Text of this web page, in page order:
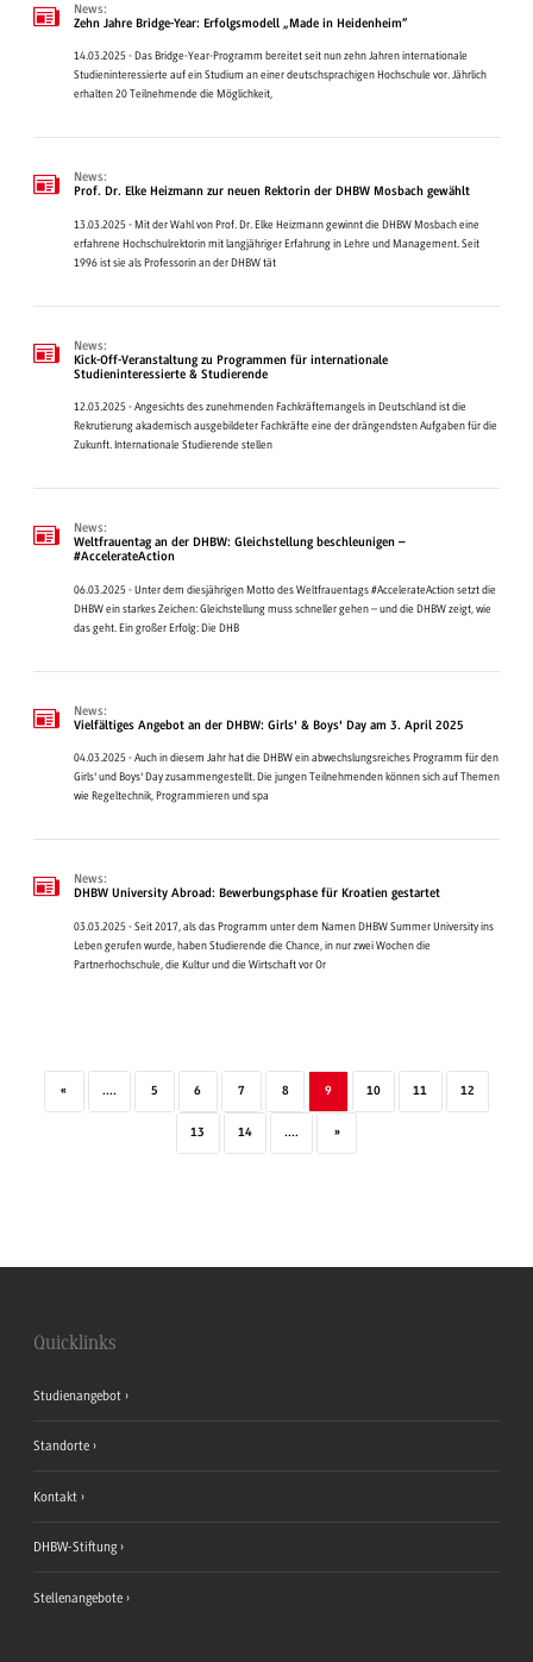
News:
Zehn Jahre Bridge-Year: Erfolgsmodell „Made in Heidenheim“
14.03.2025 - Das Bridge-Year-Programm bereitet seit nun zehn Jahren internationale
Studieninteressierte auf ein Studium an einer deutschsprachigen Hochschule vor. Jährlich
erhalten 20 Teilnehmende die Möglichkeit,
News:
Prof. Dr. Elke Heizmann zur neuen Rektorin der DHBW Mosbach gewählt
13.03.2025 - Mit der Wahl von Prof. Dr. Elke Heizmann gewinnt die DHBW Mosbach eine
erfahrene Hochschulrektorin mit langjähriger Erfahrung in Lehre und Management. Seit
1996 ist sie als Professorin an der DHBW tät
News:
Kick-Off-Veranstaltung zu Programmen für internationale
Studieninteressierte & Studierende
12.03.2025 - Angesichts des zunehmenden Fachkräftemangels in Deutschland ist die
Rekrutierung akademisch ausgebildeter Fachkräfte eine der drängendsten Aufgaben für die
Zukunft. Internationale Studierende stellen
News:
Weltfrauentag an der DHBW: Gleichstellung beschleunigen –
#AccelerateAction
06.03.2025 - Unter dem diesjährigen Motto des Weltfrauentags #AccelerateAction setzt die
DHBW ein starkes Zeichen: Gleichstellung muss schneller gehen – und die DHBW zeigt, wie
das geht. Ein großer Erfolg: Die DHB
News:
Vielfältiges Angebot an der DHBW: Girls' & Boys' Day am 3. April 2025
04.03.2025 - Auch in diesem Jahr hat die DHBW ein abwechslungsreiches Programm für den
Girls' und Boys' Day zusammengestellt. Die jungen Teilnehmenden können sich auf Themen
wie Regeltechnik, Programmieren und spa
News:
DHBW University Abroad: Bewerbungsphase für Kroatien gestartet
03.03.2025 - Seit 2017, als das Programm unter dem Namen DHBW Summer University ins
Leben gerufen wurde, haben Studierende die Chance, in nur zwei Wochen die
Partnerhochschule, die Kultur und die Wirtschaft vor Or
« .... 5 6 7 8 9 10 11 12
13 14 .... »
Quicklinks
Studienangebot
Standorte
Kontakt
DHBW-Stiftung
Stellenangebote